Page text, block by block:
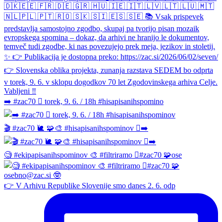
➡️ #zac70 🫆 torek, 9. 6. / 18h #hisapisanihspomino
🎬 #zac70 🐌 🧩🎨 #hisapisanihspominov 🫆➡️
🧐 #ekipapisanihspominov 🎨 #filtriramo 🫆#zac70 🧩ose
👉 V Arhivu Republike Slovenije smo danes 2. 6. odp